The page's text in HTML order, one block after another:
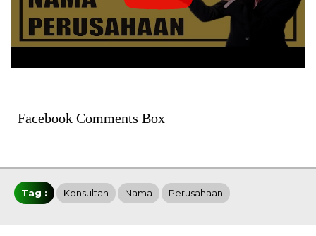
Facebook Comments Box
Tag : Konsultan Nama Perusahaan